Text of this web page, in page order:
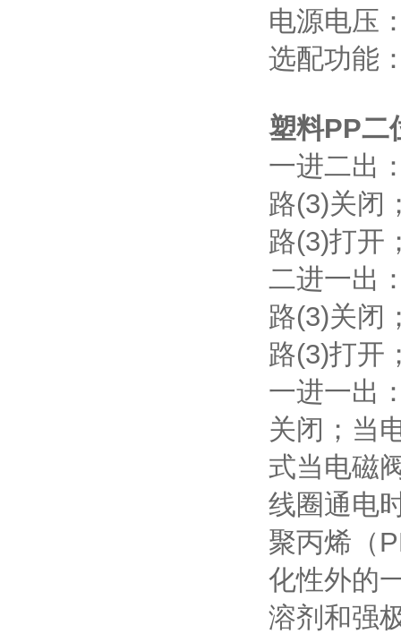
电源电压
选配功能
塑料PP二
一进二出
路(3)关闭
路(3)打开
二进一出
路(3)关闭
路(3)打开
一进一出
关闭；当
式当电磁
线圈通电
聚丙烯（
化性外的
溶剂和强